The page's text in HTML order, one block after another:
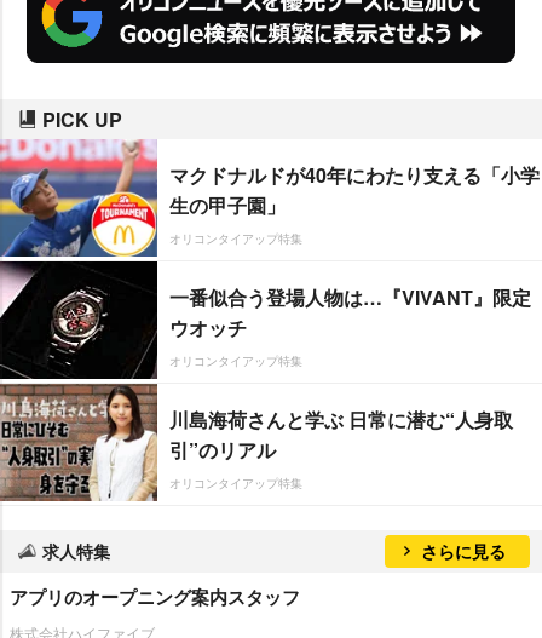
PICK UP
マクドナルドが40年にわたり支える「小学
生の甲子園」
オリコンタイアップ特集
一番似合う登場人物は…『VIVANT』限定
ウオッチ
オリコンタイアップ特集
川島海荷さんと学ぶ 日常に潜む“人身取
引”のリアル
オリコンタイアップ特集
求人特集 さらに見る
アプリのオープニング案内スタッフ
株式会社ハイファイブ